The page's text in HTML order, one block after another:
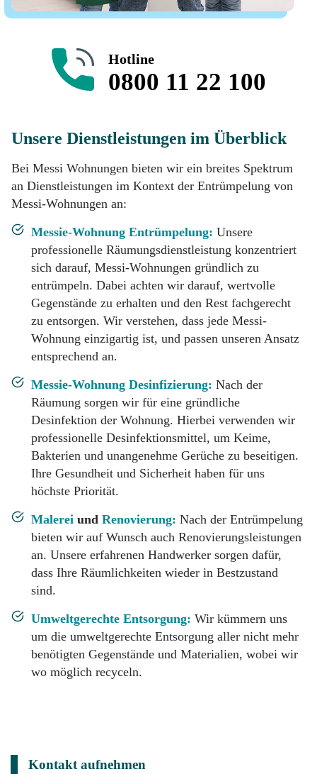
Hotline
0800 11 22 100
Unsere Dienstleistungen im Überblick
Bei Messi Wohnungen bieten wir ein breites Spektrum
an Dienstleistungen im Kontext der Entrümpelung von
Messi-Wohnungen an:
Messie-Wohnung Entrümpelung: Unsere
professionelle Räumungsdienstleistung konzentriert
sich darauf, Messi-Wohnungen gründlich zu
entrümpeln. Dabei achten wir darauf, wertvolle
Gegenstände zu erhalten und den Rest fachgerecht
zu entsorgen. Wir verstehen, dass jede Messi-
Wohnung einzigartig ist, und passen unseren Ansatz
entsprechend an.
Messie-Wohnung Desinfizierung: Nach der
Räumung sorgen wir für eine gründliche
Desinfektion der Wohnung. Hierbei verwenden wir
professionelle Desinfektionsmittel, um Keime,
Bakterien und unangenehme Gerüche zu beseitigen.
Ihre Gesundheit und Sicherheit haben für uns
höchste Priorität.
Malerei und Renovierung: Nach der Entrümpelung
bieten wir auf Wunsch auch Renovierungsleistungen
an. Unsere erfahrenen Handwerker sorgen dafür,
dass Ihre Räumlichkeiten wieder in Bestzustand
sind.
Umweltgerechte Entsorgung: Wir kümmern uns
um die umweltgerechte Entsorgung aller nicht mehr
benötigten Gegenstände und Materialien, wobei wir
wo möglich recyceln.
Kontakt aufnehmen